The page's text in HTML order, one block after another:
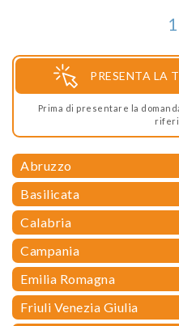
1
PRESENTA LA
Prima di presentare la
Abruzzo
Basilicata
Calabria
Campania
Emilia Romagna
Friuli Venezia Giulia